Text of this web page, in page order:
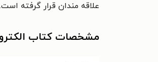
علاقه مندان قرار گرفته
مشخصات کتاب